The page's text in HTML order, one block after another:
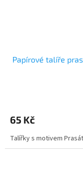
Papírové talíře
65 Kč
Talířky s motivem